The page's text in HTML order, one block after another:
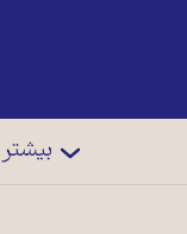
بیشتر